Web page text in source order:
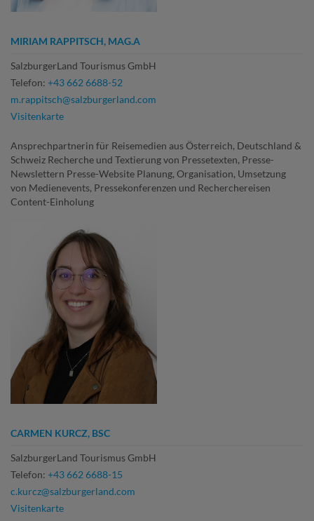
MIRIAM RAPPITSCH, MAG.A
SalzburgerLand Tourismus GmbH
Telefon: +43 662 6688-52
m.rappitsch@salzburgerland.com
Visitenkarte
Ansprechpartnerin für Reisemedien aus Österreich, Deutschland &
Schweiz Recherche und Textierung von Pressetexten, Presse-
Newslettern Presse-Website Planung, Organisation, Umsetzung
von Medienevents, Pressekonferenzen und Recherchereisen
Content-Einholung
CARMEN KURCZ, BSC
SalzburgerLand Tourismus GmbH
Telefon: +43 662 6688-15
c.kurcz@salzburgerland.com
Visitenkarte